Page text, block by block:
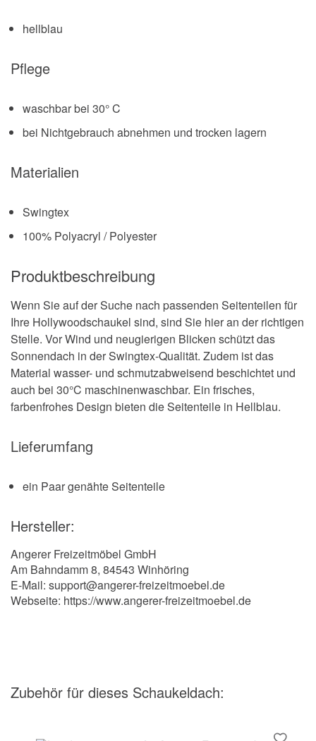
hellblau
Pflege
waschbar bei 30° C
bei Nichtgebrauch abnehmen und trocken lagern
Materialien
Swingtex
100% Polyacryl / Polyester
Produktbeschreibung
Wenn Sie auf der Suche nach passenden Seitenteilen für
Ihre Hollywoodschaukel sind, sind Sie hier an der richtigen
Stelle. Vor Wind und neugierigen Blicken schützt das
Sonnendach in der Swingtex-Qualität. Zudem ist das
Material wasser- und schmutzabweisend beschichtet und
auch bei 30°C maschinenwaschbar. Ein frisches,
farbenfrohes Design bieten die Seitenteile in Hellblau.
Lieferumfang
ein Paar genähte Seitenteile
Hersteller:
Angerer Freizeitmöbel GmbH
Am Bahndamm 8, 84543 Winhöring
E-Mail: support@angerer-freizeitmoebel.de
Webseite: https://www.angerer-freizeitmoebel.de
Zubehör für dieses Schaukeldach: